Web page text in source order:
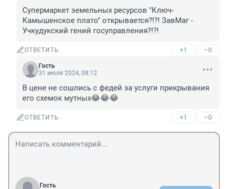
Супермаркет земельных ресурсов "Ключ-
Камышенское плато" открывается?!?! ЗавМаг -
Учкудукский гений госуправления?!?!
ОТВЕТИТЬ +1 –0
Гость
31 июля 2024, 08:12
В цене не сошлись с федей за услуги прикрывания
его схемок мутных😂😂😂
ОТВЕТИТЬ +1 –0
Гость